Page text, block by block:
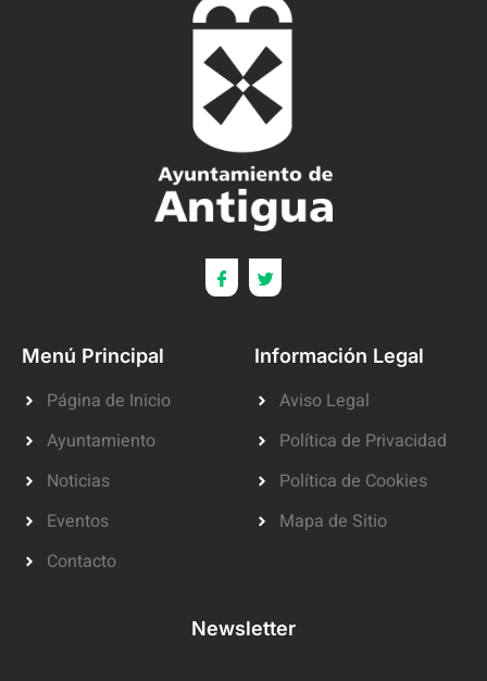
Menú Principal
Página de Inicio
Ayuntamiento
Noticias
Eventos
Contacto
Información Legal
Aviso Legal
Política de Privacidad
Política de Cookies
Mapa de Sitio
Newsletter